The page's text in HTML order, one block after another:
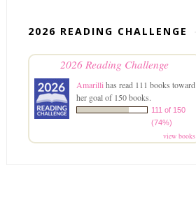
2026 READING CHALLENGE
2026 Reading Challenge
Amarillihas read 111 books toward
her goal of 150 books.
111 of 150
(74%)
view books